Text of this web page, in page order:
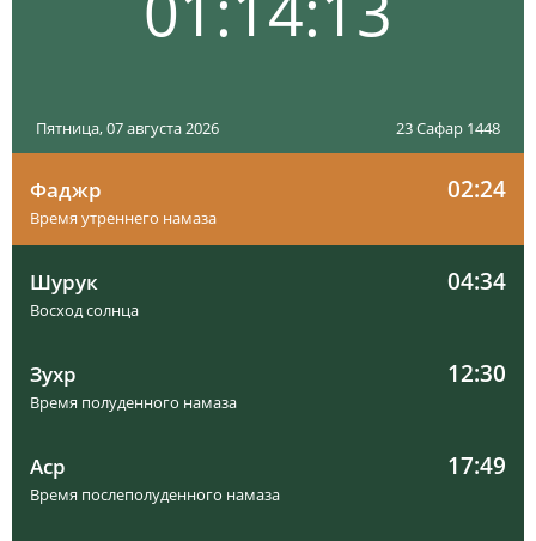
Пятница, 07 августа 2026 23 Сафар 1448
Фаджр 02:24
Время утреннего намаза
Шурук 04:34
Восход солнца
Зухр 12:30
Время полуденного намаза
Аср 17:49
Время послеполуденного намаза